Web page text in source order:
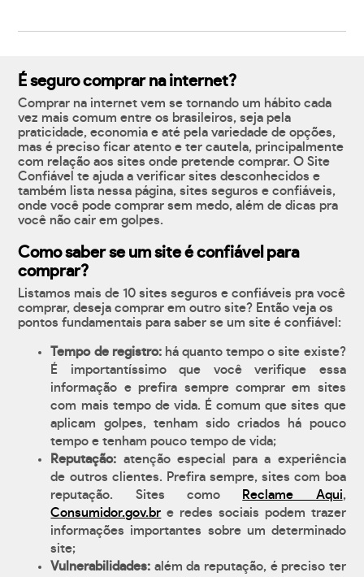
É seguro comprar na internet?
Comprar na internet vem se tornando um hábito cada
vez mais comum entre os brasileiros, seja pela
praticidade, economia e até pela variedade de opções,
mas é preciso ficar atento e ter cautela, principalmente
com relação aos sites onde pretende comprar. O Site
Confiável te ajuda a verificar sites desconhecidos e
também lista nessa página, sites seguros e confiáveis,
onde você pode comprar sem medo, além de dicas pra
você não cair em golpes.
Como saber se um site é confiável para
comprar?
Listamos mais de 10 sites seguros e confiáveis pra você
comprar, deseja comprar em outro site? Então veja os
pontos fundamentais para saber se um site é confiável:
Tempo de registro:há quanto tempo o site existe?
É importantíssimo que você verifique essa
informação e prefira sempre comprar em sites
com mais tempo de vida. É comum que sites que
aplicam golpes, tenham sido criados há pouco
tempo e tenham pouco tempo de vida;
Reputação: atenção especial para a experiência
de outros clientes. Prefira sempre, sites com boa
reputação. Sites como
Reclame Aqui,
Consumidor.gov.br e redes sociais podem trazer
informações importantes sobre um determinado
site;
Vulnerabilidades: além da reputação, é preciso ter